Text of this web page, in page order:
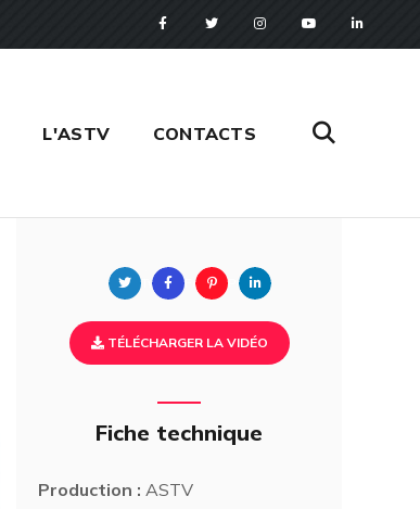
L'ASTV CONTACTS
Twitter FacebookPinterest
TÉLÉCHARGER LA VIDÉO
Fiche technique
Production : ASTV